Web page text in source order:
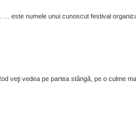
... este numele unui cunoscut festival
veţi vedea pe partea stângă, pe o culme